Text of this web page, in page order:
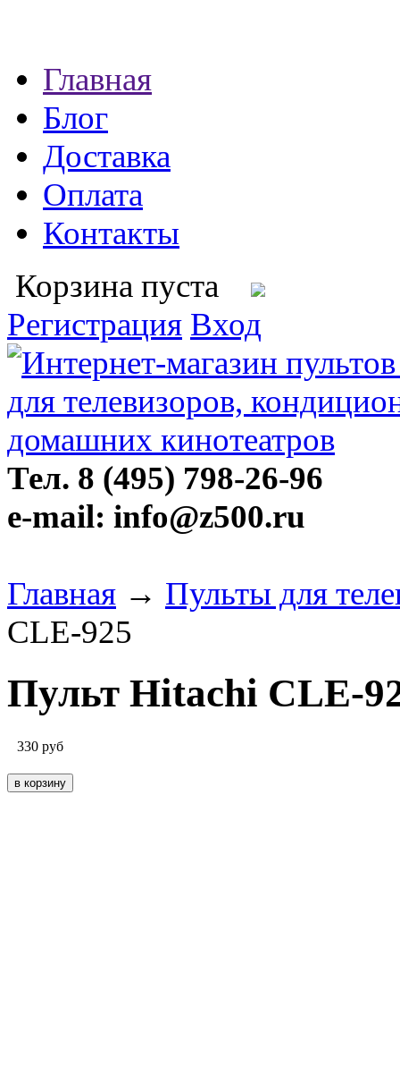
Главная
Блог
Доставка
Оплата
Контакты
Корзина пуста
Регистрация Вход
Тел. 8 (495) 798-26-96
e-mail: info@z500.ru
Главная → Пульты для
CLE-925
Пульт Hitachi CLE-
330 руб